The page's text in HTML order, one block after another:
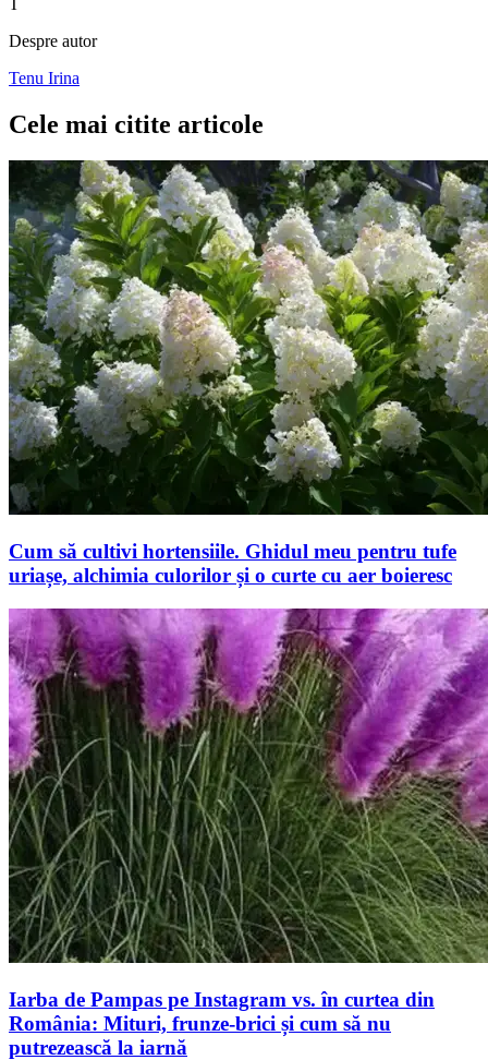
Despre autor
Tenu Irina
Cele mai citite articole
Cum să cultivi hortensiile. Ghidul meu pentru tufe
uriașe, alchimia culorilor și o curte cu aer boieresc
Iarba de Pampas pe Instagram vs. în curtea din
România: Mituri, frunze-brici și cum să nu
putrezească la iarnă